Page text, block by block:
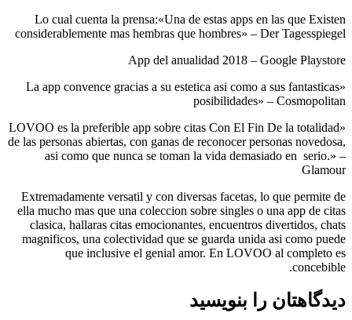
Lo cual cuenta la prensa:«Una de estas apps en las que Existen
considerablemente mas hembras que hombres» – Der Tagesspiegel
App del anualidad 2018 – Google Playstore
«La app convence gracias a su estetica asi­ como a sus fantasticas
posibilidades» – Cosmopolitan
«LOVOO es la preferible app sobre citas Con El Fin De la totalidad
de las personas abiertas, con ganas de reconocer personas novedosa,
asi­ como que nunca se toman la vida demasiado en serio.» –
Glamour
Extremadamente versatil y con diversas facetas, lo que permite de
ella mucho mas que una coleccion sobre singles o una app de citas
clasica, hallaras citas emocionantes, encuentros divertidos, chats
magnificos, una colectividad que se guarda unida asi­ como puede
que inclusive el genial amor. En LOVOO al completo es
concebible.
دیدگاهتان را بنویسید